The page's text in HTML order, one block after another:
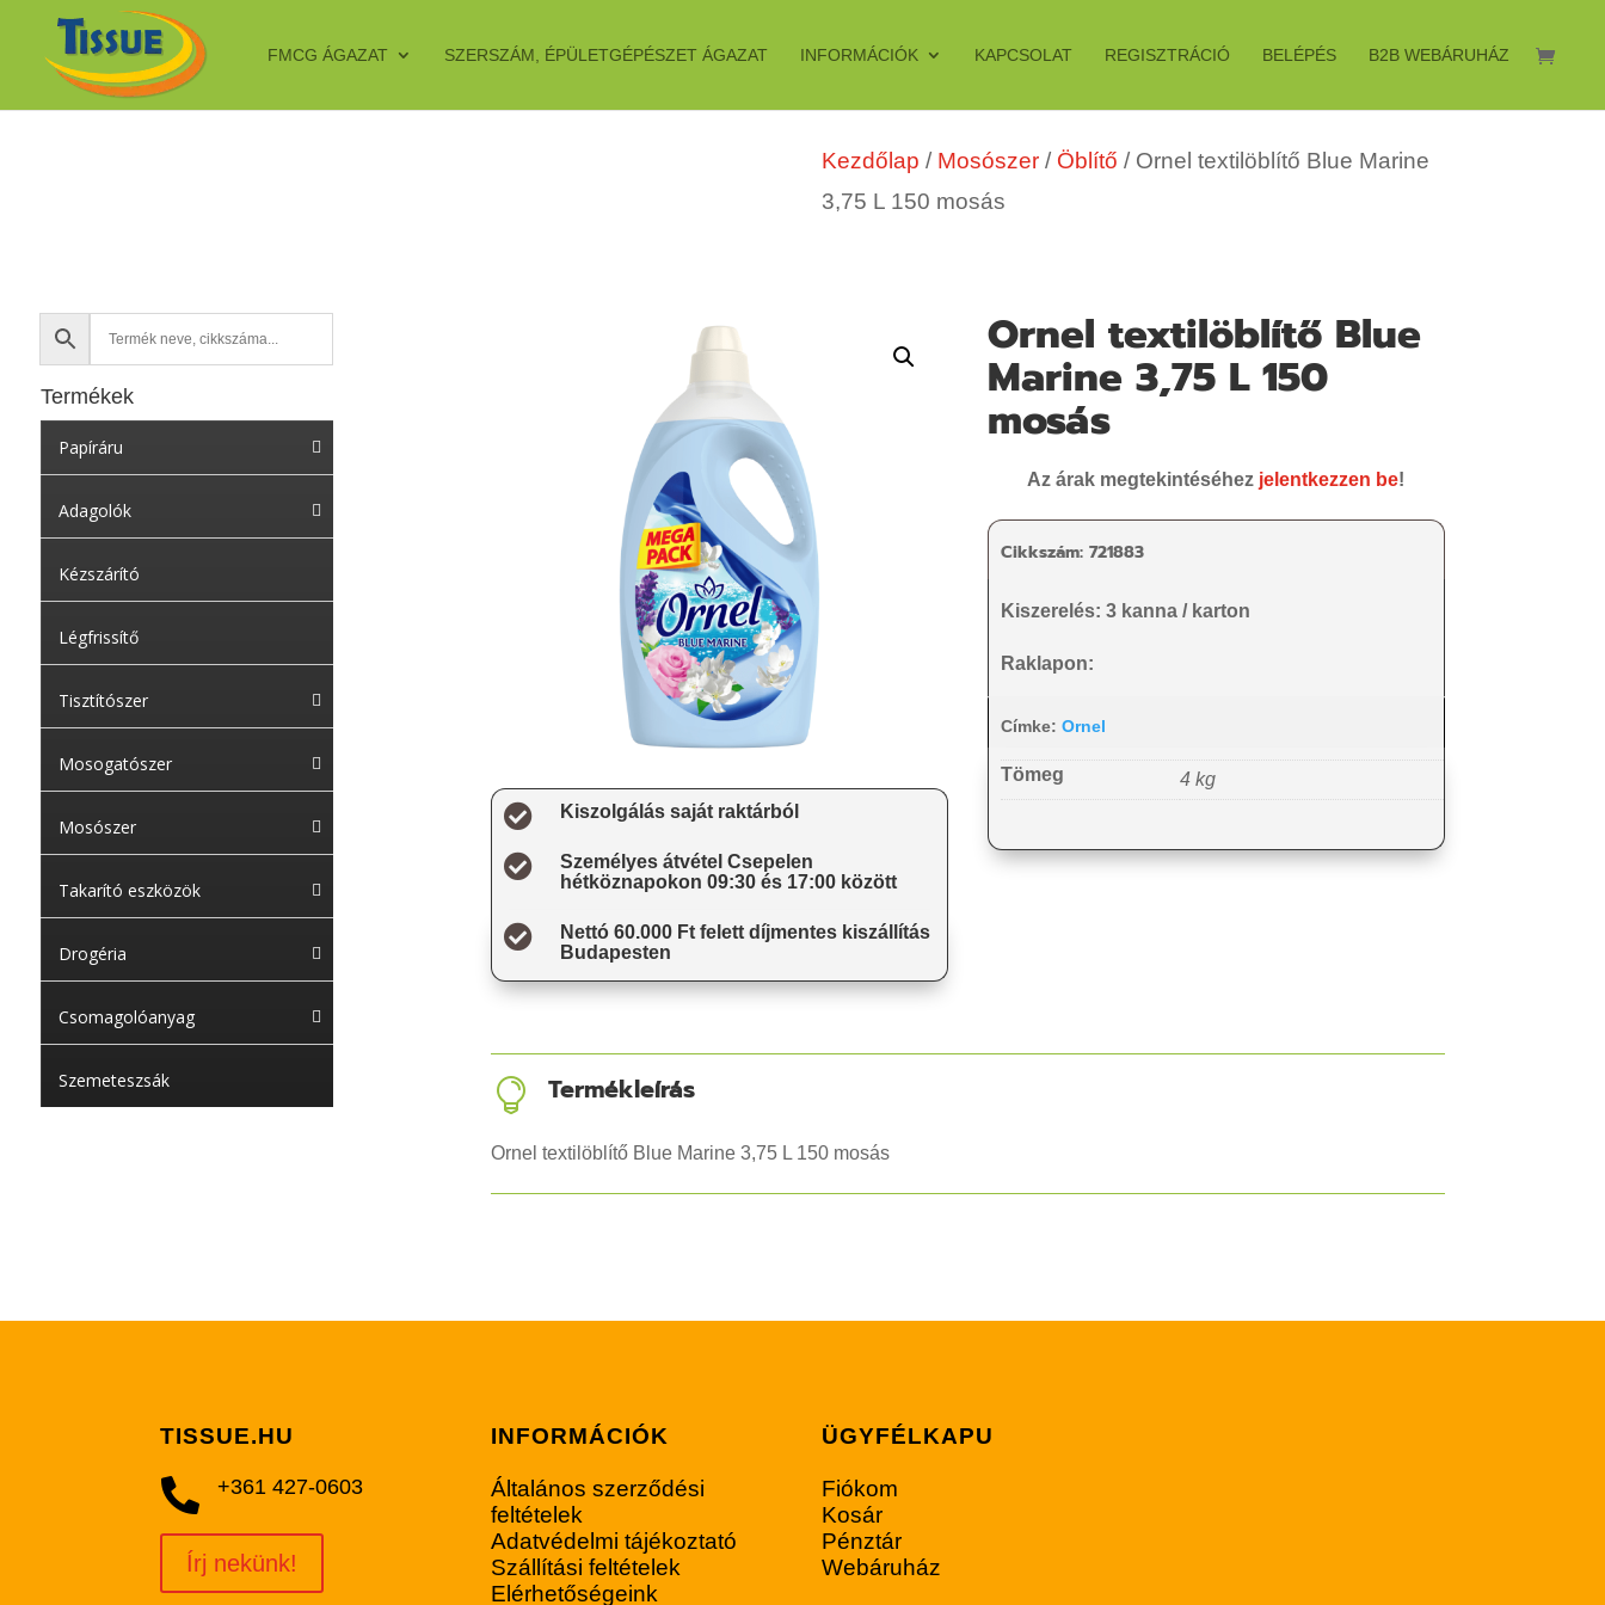
FMCG ÁGAZAT SZERSZÁM, ÉPÜLETGÉPÉSZET ÁGAZAT INFORMÁCIÓK KAPCSOLAT REGISZTRÁCIÓ BELÉPÉS B2B WEBÁRUHÁZ
Kezdőlap / Mosószer / Öblítő / Ornel textilöblítő Blue Marine
3,75 L 150 mosás
Termékek
Papíráru
Adagolók
Kézszárító
Légfrissítő
Tisztítószer
Mosogatószer
Mosószer
Takarító eszközök
Drogéria
Csomagolóanyag
Szemeteszsák
 Kiszolgálás saját raktárból

Személyes átvétel Csepelen
hétköznapokon 09:30 és 17:00 között

Nettó 60.000 Ft felett díjmentes kiszállítás
Budapesten
Ornel textilöblítő Blue
Marine 3,75 L 150
mosás
Az árak megtekintéséhez jelentkezzen be!
Cikkszám: 721883
Kiszerelés: 3 kanna / karton
Raklapon:
Címke: Ornel
Tömeg 4 kg
 Termékleírás
Ornel textilöblítő Blue Marine 3,75 L 150 mosás
TISSUE.HU
 +361 427-0603
Írj nekünk!
INFORMÁCIÓK
Általános szerződési
feltételek
Adatvédelmi tájékoztató
Szállítási feltételek
Elérhetőségeink
ÜGYFÉLKAPU
Fiókom
Kosár
Pénztár
Webáruház